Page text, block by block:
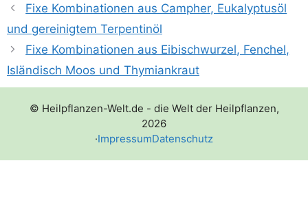
Fixe Kombinationen aus Campher, Eukalyptusöl
und gereinigtem Terpentinöl
Fixe Kombinationen aus Eibischwurzel, Fenchel,
Isländisch Moos und Thymiankraut
© Heilpflanzen-Welt.de - die Welt der Heilpflanzen,
2026
·ImpressumDatenschutz